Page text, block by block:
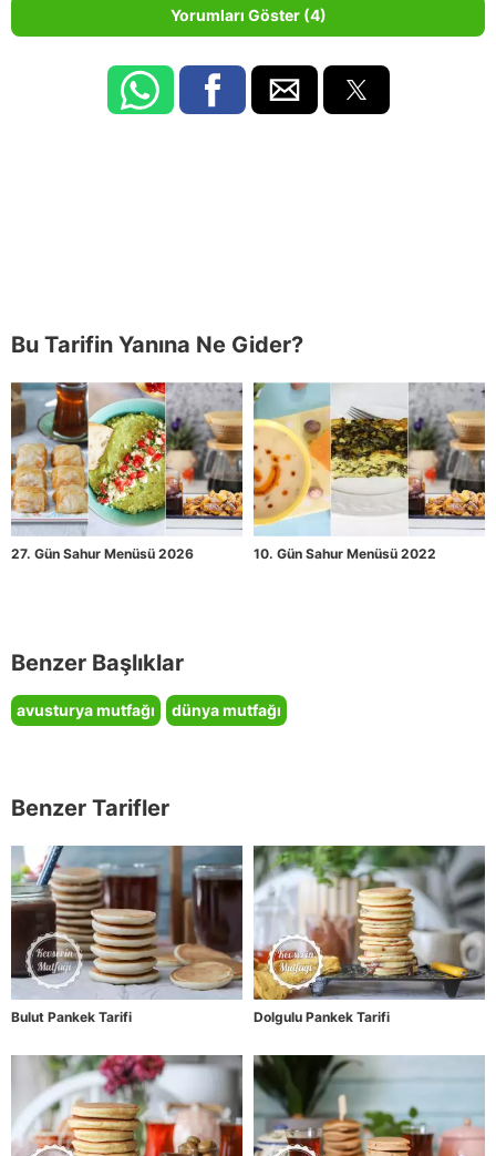
Yorumları Göster (4)
Bu Tarifin Yanına Ne Gider?
27. Gün Sahur Menüsü 2026 10. Gün Sahur Menüsü 2022
Benzer Başlıklar
avusturya mutfağı dünya mutfağı
Benzer Tarifler
Bulut Pankek Tarifi Dolgulu Pankek Tarifi